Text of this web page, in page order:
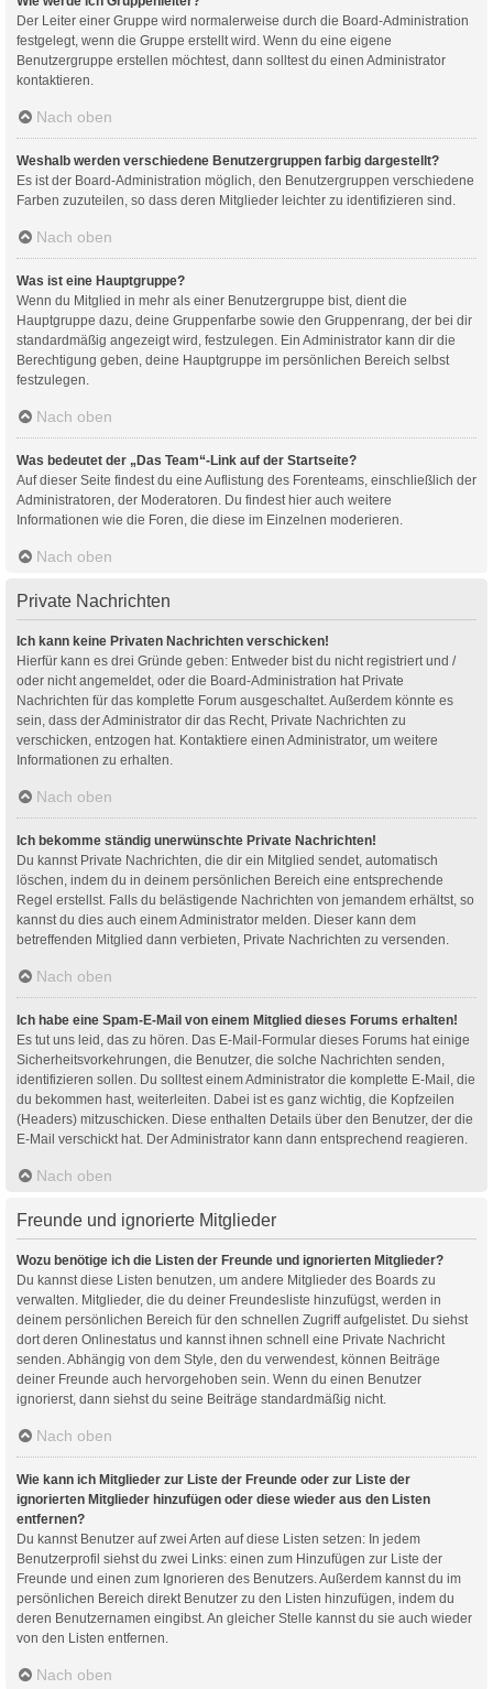
Der Leiter einer Gruppe wird normalerweise durch die Board-Administration
festgelegt, wenn die Gruppe erstellt wird. Wenn du eine eigene
Benutzergruppe erstellen möchtest, dann solltest du einen Administrator
kontaktieren.
Nach oben
Weshalb werden verschiedene Benutzergruppen farbig dargestellt?
Es ist der Board-Administration möglich, den Benutzergruppen verschiedene
Farben zuzuteilen, so dass deren Mitglieder leichter zu identifizieren sind.
Nach oben
Was ist eine Hauptgruppe?
Wenn du Mitglied in mehr als einer Benutzergruppe bist, dient die
Hauptgruppe dazu, deine Gruppenfarbe sowie den Gruppenrang, der bei dir
standardmäßig angezeigt wird, festzulegen. Ein Administrator kann dir die
Berechtigung geben, deine Hauptgruppe im persönlichen Bereich selbst
festzulegen.
Nach oben
Was bedeutet der „Das Team“-Link auf der Startseite?
Auf dieser Seite findest du eine Auflistung des Forenteams, einschließlich der
Administratoren, der Moderatoren. Du findest hier auch weitere
Informationen wie die Foren, die diese im Einzelnen moderieren.
Nach oben
Private Nachrichten
Ich kann keine Privaten Nachrichten verschicken!
Hierfür kann es drei Gründe geben: Entweder bist du nicht registriert und /
oder nicht angemeldet, oder die Board-Administration hat Private
Nachrichten für das komplette Forum ausgeschaltet. Außerdem könnte es
sein, dass der Administrator dir das Recht, Private Nachrichten zu
verschicken, entzogen hat. Kontaktiere einen Administrator, um weitere
Informationen zu erhalten.
Nach oben
Ich bekomme ständig unerwünschte Private Nachrichten!
Du kannst Private Nachrichten, die dir ein Mitglied sendet, automatisch
löschen, indem du in deinem persönlichen Bereich eine entsprechende
Regel erstellst. Falls du belästigende Nachrichten von jemandem erhältst, so
kannst du dies auch einem Administrator melden. Dieser kann dem
betreffenden Mitglied dann verbieten, Private Nachrichten zu versenden.
Nach oben
Ich habe eine Spam-E-Mail von einem Mitglied dieses Forums erhalten!
Es tut uns leid, das zu hören. Das E-Mail-Formular dieses Forums hat einige
Sicherheitsvorkehrungen, die Benutzer, die solche Nachrichten senden,
identifizieren sollen. Du solltest einem Administrator die komplette E-Mail, die
du bekommen hast, weiterleiten. Dabei ist es ganz wichtig, die Kopfzeilen
(Headers) mitzuschicken. Diese enthalten Details über den Benutzer, der die
E-Mail verschickt hat. Der Administrator kann dann entsprechend reagieren.
Nach oben
Freunde und ignorierte Mitglieder
Wozu benötige ich die Listen der Freunde und ignorierten Mitglieder?
Du kannst diese Listen benutzen, um andere Mitglieder des Boards zu
verwalten. Mitglieder, die du deiner Freundesliste hinzufügst, werden in
deinem persönlichen Bereich für den schnellen Zugriff aufgelistet. Du siehst
dort deren Onlinestatus und kannst ihnen schnell eine Private Nachricht
senden. Abhängig von dem Style, den du verwendest, können Beiträge
deiner Freunde auch hervorgehoben sein. Wenn du einen Benutzer
ignorierst, dann siehst du seine Beiträge standardmäßig nicht.
Nach oben
Wie kann ich Mitglieder zur Liste der Freunde oder zur Liste der
ignorierten Mitglieder hinzufügen oder diese wieder aus den Listen
entfernen?
Du kannst Benutzer auf zwei Arten auf diese Listen setzen: In jedem
Benutzerprofil siehst du zwei Links: einen zum Hinzufügen zur Liste der
Freunde und einen zum Ignorieren des Benutzers. Außerdem kannst du im
persönlichen Bereich direkt Benutzer zu den Listen hinzufügen, indem du
deren Benutzernamen eingibst. An gleicher Stelle kannst du sie auch wieder
von den Listen entfernen.
Nach oben